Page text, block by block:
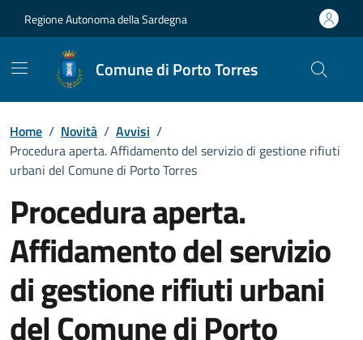
Regione Autonoma della Sardegna
Comune di Porto Torres
Home / Novità / Avvisi /
Procedura aperta. Affidamento del servizio di gestione rifiuti
urbani del Comune di Porto Torres
Procedura aperta.
Affidamento del servizio
di gestione rifiuti urbani
del Comune di Porto